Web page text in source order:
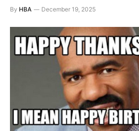
By HBA December 19, 2025